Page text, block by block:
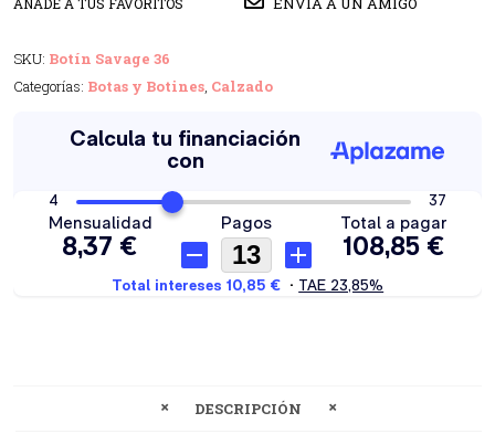
SKU: Botín Savage 36
Categorías: Botas y Botines, Calzado
DESCRIPCIÓN